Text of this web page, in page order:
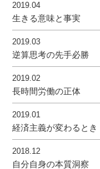
2019.04
生きる意味と事実
2019.03
逆算思考の先手必勝
2019.02
長時間労働の正体
2019.01
経済主義が変わるとき
2018.12
自分自身の本質洞察